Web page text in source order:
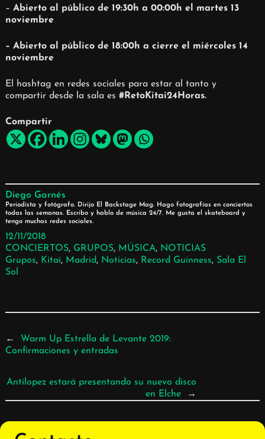
– Abierto al público de 19:30h a 00:00h el martes 13
noviembre
– Abierto al público de 18:00h a cierre el miércoles 14
noviembre
El hashtag en redes sociales para estar al tanto y
compartir desde la sala es #RetoKitai24Horas.
Compartir
Diego Garnés
Periodista y fotógrafo. Dirijo El Backstage Mag. Hago fotografías en conciertos
todas las semanas. Escribo y hablo de música 24/7. Me gusta el skateboard y
tengo muchas redes sociales.
12/11/2018
CONCIERTOS, GRUPOS, MÚSICA, NOTICIAS
Grupos, Kitai, Madrid, Noticias, Record Guinness, Sala El
Sol
←
Warm Up Estrella de Levante 2019:
Confirmaciones y entradas
Antílopez estará presentando su nuevo disco
en Elche
→